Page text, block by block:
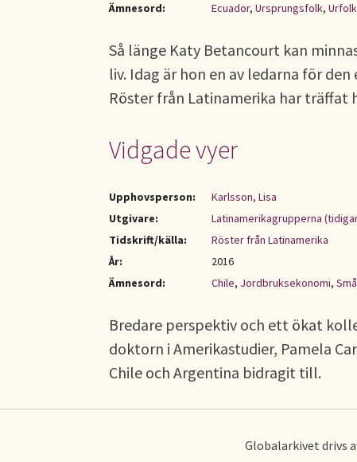
Ämnesord:
Ecuador, Ursprungsfolk, Urfolk
Så länge Katy Betancourt kan
liv. Idag är hon en av ledarna för
Röster från Latinamerika har träffat
Vidgade vyer
Upphovsperson:
Karlsson, Lisa
Utgivare:
Latinamerikagrupperna
Tidskrift/källa:
Röster från Latinamerika
År:
2016
Ämnesord:
Chile, Jordbruksekonomi,
Bredare perspektiv och ett ökat
doktorn i Amerikastudier, Pamela
Chile och Argentina bidragit till.
Globalarkivet drivs